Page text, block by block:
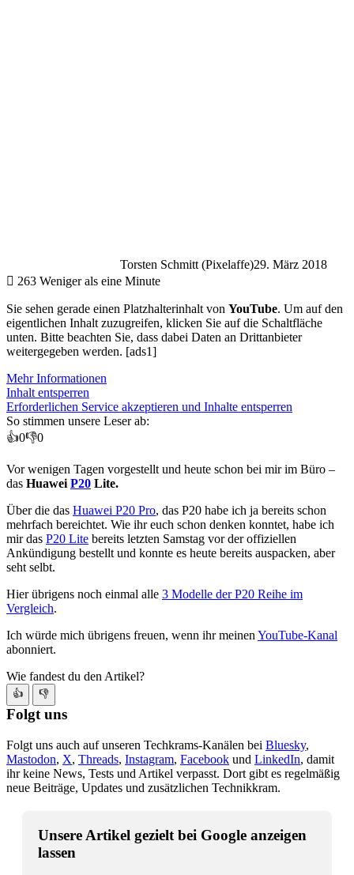
Torsten Schmitt (Pixelaffe)29. März 2018
263 Weniger als eine Minute
Sie sehen gerade einen Platzhalterinhalt von YouTube. Um auf den
eigentlichen Inhalt zuzugreifen, klicken Sie auf die Schaltfläche
unten. Bitte beachten Sie, dass dabei Daten an Drittanbieter
weitergegeben werden. [ads1]
Mehr Informationen
Inhalt entsperren
Erforderlichen Service akzeptieren und Inhalte entsperren
So stimmen unsere Leser ab:
👍0👎0
Vor wenigen Tagen vorgestellt und heute schon bei mir im Büro –
das Huawei P20 Lite.
Über die das Huawei P20 Pro, das P20 habe ich ja bereits schon
mehrfach bereichtet. Wie ihr euch schon denken konntet, habe ich
mir das P20 Lite bereits letzten Samstag vor der offiziellen
Ankündigung bestellt und konnte es heute bereits auspacken, aber
seht selbt.
Hier übrigens noch einmal alle 3 Modelle der P20 Reihe im
Vergleich.
Ich würde mich übrigens freuen, wenn ihr meinen YouTube-Kanal
abonniert.
Wie fandest du den Artikel?
👍 👎
Folgt uns
Folgt uns auch auf unseren Techkrams-Kanälen bei Bluesky,
Mastodon, X, Threads, Instagram, Facebook und LinkedIn, damit
ihr keine News, Tests und Artikel verpasst. Dort gibt es regelmäßig
neue Beiträge, Updates und zusätzlichen Technikkram.
Unsere Artikel gezielt bei Google anzeigen
lassen